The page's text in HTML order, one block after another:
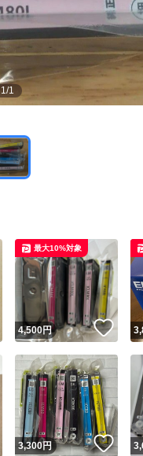
1/1
いいね！
4,500円 い
最大10%対象
いいね！
3,300円 い